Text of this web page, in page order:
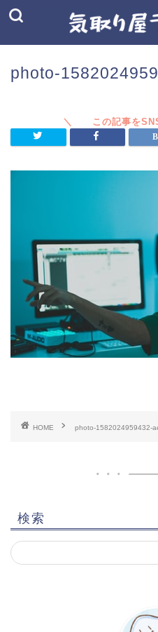
photo-
HOME photo-1582024959432-
検索